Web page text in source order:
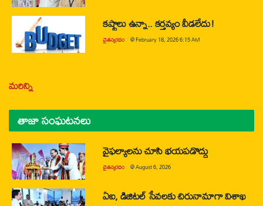
కష్టాలు ఉన్నా.. కర్తవ్యం వీడలేదు!
చైతన్యరధం @February 18, 2026 6:15 AM
మరిన్ని
తాజా సంఘటనలు
వైఫల్యాలను చూసి భయపడొద్దు
చైతన్యరధం @August 6, 2026
ఏఐ, డిజిటల్ సేవలకు చిరునామాగా విశాఖ